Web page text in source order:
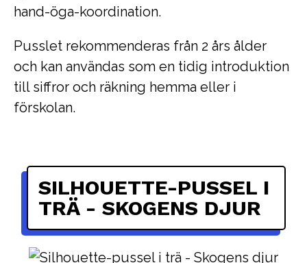
hand-öga-koordination.
Pusslet rekommenderas från 2 års ålder
och kan användas som en tidig introduktion
till siffror och räkning hemma eller i
förskolan.
SILHOUETTE-PUSSEL I
TRÄ - SKOGENS DJUR